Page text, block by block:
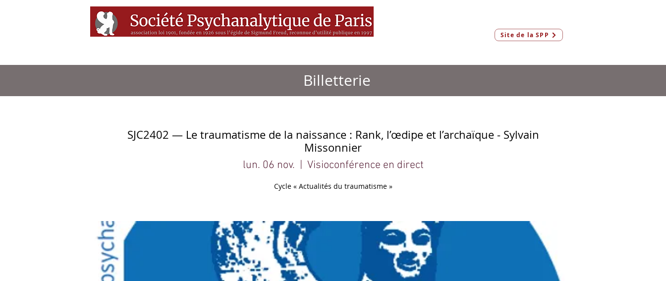
Site de la SPP
Billetterie
SJC2402 — Le traumatisme de la naissance : Rank, l’œdipe et l’archaïque - Sylvain
Missonnier
lun. 06 nov.
  |
Visioconférence en direct
Cycle « Actualités du traumatisme »